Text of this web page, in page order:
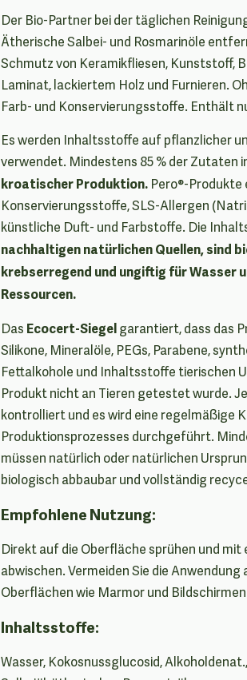
Der Bio-Partner bei der täglichen
Ätherische Salbei- und Rosmarinöle
Schmutz von Keramikfliesen, Kunststoff,
Laminat, lackiertem Holz und Furnieren.
Farb- und Konservierungsstoffe. Enthält
Es werden Inhaltsstoffe auf pflanzlicher
verwendet. Mindestens 85 % der Zutaten
kroatischer Produktion. Pero®-
Konservierungsstoffe, SLS-Allergen
künstliche Duft- und Farbstoffe. Die
nachhaltigen natürlichen Quellen, sind
krebserregend und ungiftig für Wasser
Ressourcen.
Das Ecocert-Siegelgarantiert, dass das
Silikone, Mineralöle, PEGs, Parabene,
Fettalkohole und Inhaltsstoffe tierischen
Produkt nicht an Tieren getestet wurde.
kontrolliert und es wird eine regelmäßige
Produktionsprozesses durchgeführt.
müssen natürlich oder natürlichen
biologisch abbaubar und vollständig
Empfohlene Nutzung:
Direkt auf die Oberfläche sprühen und
abwischen. Vermeiden Sie die
Oberflächen wie Marmor und
Inhaltsstoffe:
Wasser, Kokosnussglucosid,